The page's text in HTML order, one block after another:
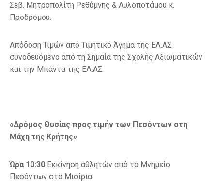
Σεβ. Μητροπολίτη Ρεθύμνης & Αυλοποτάμου κ.
Προδρόμου.
Απόδοση Τιμών από Τιμητικό Άγημα της ΕΛ.ΑΣ.
συνοδευόμενο από τη Σημαία της Σχολής Αξιωματικών
και την Μπάντα της ΕΛ.ΑΣ.
«Δρόμος Θυσίας προς τιμήν των Πεσόντων στη
Μάχη της Κρήτης»
Ώρα 10:30 Εκκίνηση αθλητών από το Μνημείο
Πεσόντων στα Μισίρια.